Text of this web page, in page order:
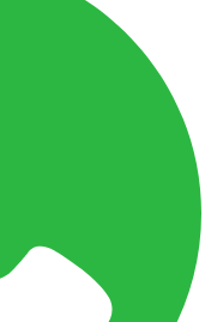
Style